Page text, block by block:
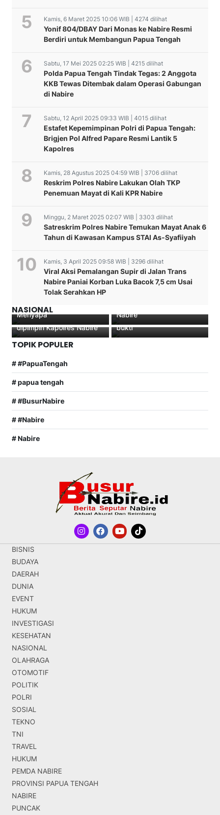
Kamis, 6 Maret 2025 10:06 WIB | 4274 dilihat
Yonif 804/DBAY Dari Monas ke Nabire Resmi
Berdiri untuk Membangun Papua Tengah
Sabtu, 17 Mei 2025 02:25 WIB | 4215 dilihat
Polda Papua Tengah Tindak Tegas: 2 Anggota
KKB Tewas Ditembak dalam Operasi Gabungan
di Nabire
Sabtu, 12 April 2025 09:33 WIB | 4015 dilihat
Estafet Kepemimpinan Polri di Papua Tengah:
Brigjen Pol Alfred Papare Resmi Lantik 5
Kapolres
Kamis, 28 Agustus 2025 04:59 WIB | 3706 dilihat
Reskrim Polres Nabire Lakukan Olah TKP
Penemuan Mayat di Kali KPR Nabire
Minggu, 2 Maret 2025 02:07 WIB | 3303 dilihat
Satreskrim Polres Nabire Temukan Mayat Anak 6
Tahun di Kawasan Kampus STAI As-Syafiiyah
Kamis, 3 April 2025 09:58 WIB | 3296 dilihat
Viral Aksi Pemalangan Supir di Jalan Trans
Nabire Paniai Korban Luka Bacok 7,5 cm Usai
Tolak Serahkan HP
NASIONAL
bulan menjabat Sudah
Kembalikan 20 Motor Hasil
Curanmor, Bukti Nyata
Polisi Humanis Dalam
Menyapa
Peringatan Maulid Nabi
Muhammad SAW 1443
H/2021 M di Gedung
Nabire
Rakor Akselerasi
Vaksinasi di Nabire
dipimpin Kapolres Nabire
aman kan dengan barang
bukti
TOPIK POPULER
# #PapuaTengah
# papua tengah
# #BusurNabire
# #Nabire
# Nabire
BISNIS
BUDAYA
DAERAH
DUNIA
EVENT
HUKUM
INVESTIGASI
KESEHATAN
NASIONAL
OLAHRAGA
OTOMOTIF
POLITIK
POLRI
SOSIAL
TEKNO
TNI
TRAVEL
HUKUM
PEMDA NABIRE
PROVINSI PAPUA TENGAH
NABIRE
PUNCAK